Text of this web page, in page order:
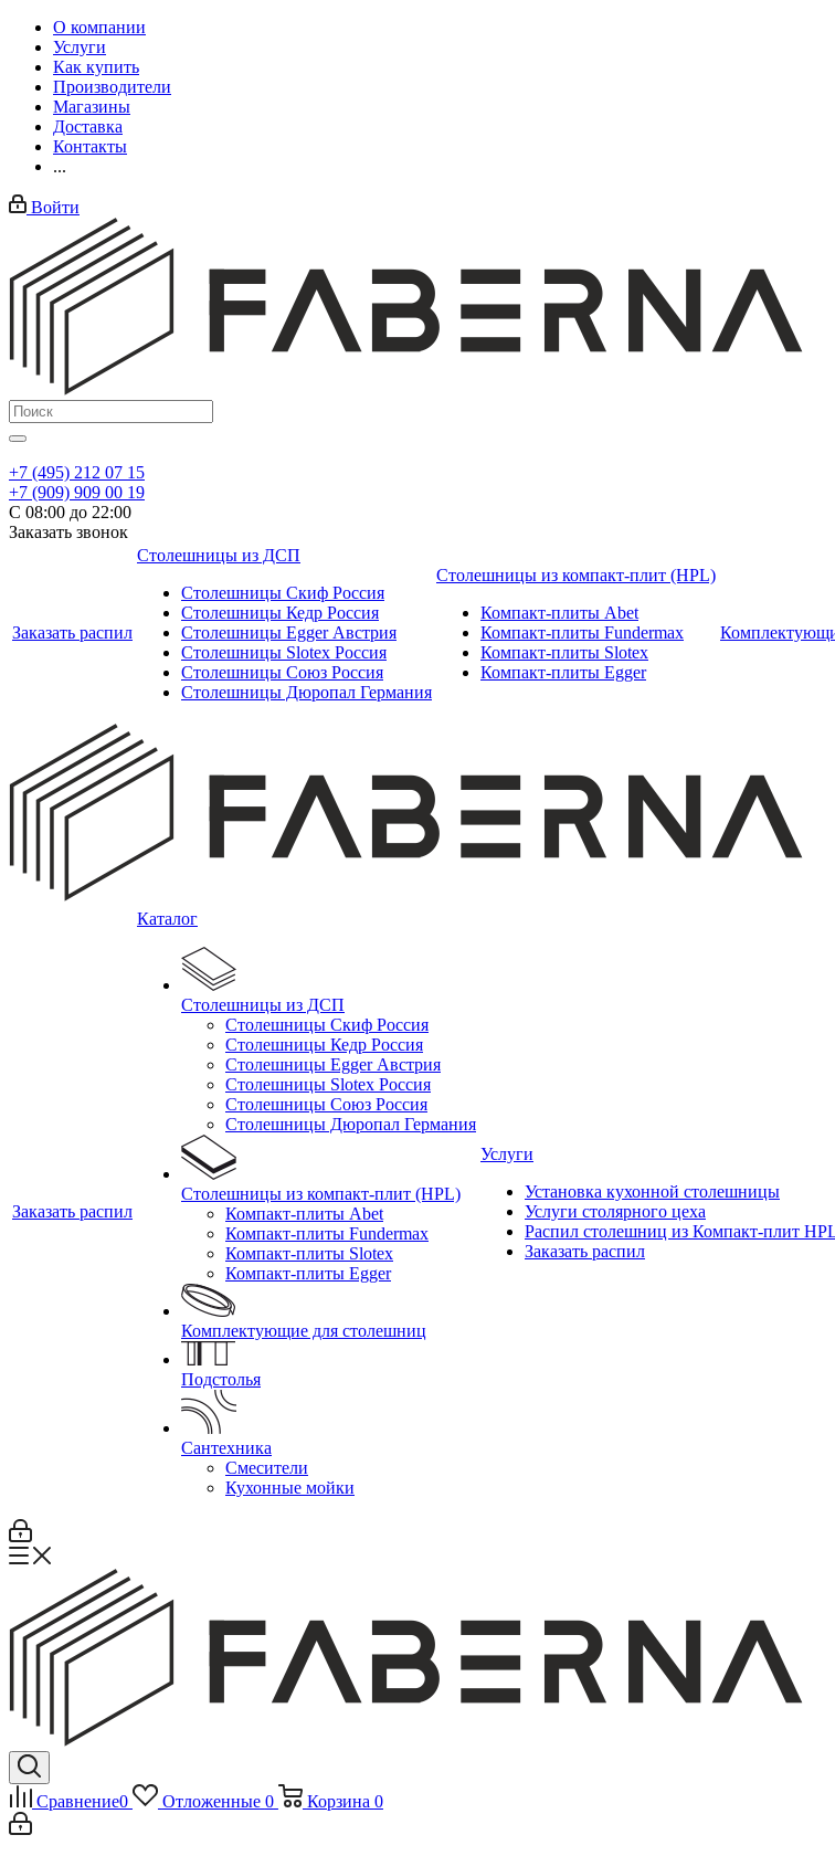
О компании
Услуги
Как купить
Производители
Магазины
Доставка
Контакты
...
Войти
+7 (495) 212 07 15
+7 (909) 909 00 19
С 08:00 до 22:00
Заказать звонок
Заказать распил
Столешницы из ДСП
Столешницы Скиф Россия
Столешницы Кедр Россия
Столешницы Egger Австрия
Столешницы Slotex Россия
Столешницы Союз Россия
Столешницы Дюропал Германия
Столешницы из компакт-плит (HPL)
Компакт-плиты Abet
Компакт-плиты Fundermax
Компакт-плиты Slotex
Компакт-плиты Egger
Заказать распил
Каталог
Столешницы из ДСП
Столешницы Скиф Россия
Столешницы Кедр Россия
Столешницы Egger Австрия
Столешницы Slotex Россия
Столешницы Союз Россия
Столешницы Дюропал Германия
Столешницы из компакт-плит (HPL)
Компакт-плиты Abet
Компакт-плиты Fundermax
Компакт-плиты Slotex
Компакт-плиты Egger
Комплектующие для столешниц
Подстолья
Сантехника
Смесители
Кухонные мойки
Услуги
Установка кухонной столешницы
Услуги столярного цеха
Распил столешниц из Компакт-плит
Заказать распил
Сравнение0 Отложенные 0 Корзина 0